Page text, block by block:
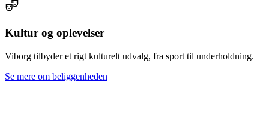
Kultur og oplevelser
Viborg tilbyder et rigt kulturelt udvalg, fra sport til underholdning.
Se mere om beliggenheden